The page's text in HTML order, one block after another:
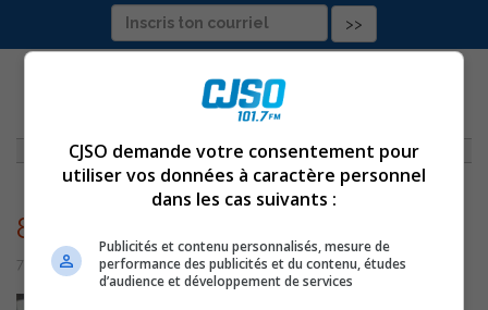
CAPSULE DU 5 SEPTEMBRE 2014
8809
7 juillet 2016 | Par admin
CJSO demande votre consentement pour
utiliser vos données à caractère personnel
dans les cas suivants :
Publicités et contenu personnalisés, mesure de
performance des publicités et du contenu, études
d’audience et développement de services